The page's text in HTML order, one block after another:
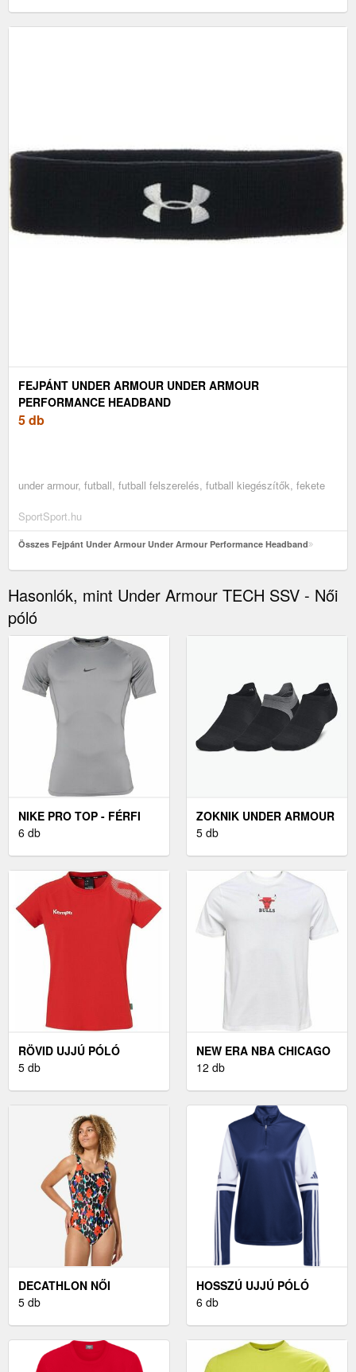
FEJPÁNT UNDER ARMOUR UNDER ARMOUR
PERFORMANCE HEADBAND
5 db
under armour, futball, futball felszerelés, futball kiegészítők, fekete
SportSport.hu
Összes Fejpánt Under Armour Under Armour Performance Headband
Hasonlók, mint Under Armour TECH SSV - Női
póló
NIKE PRO TOP - FÉRFI
PÓLÓ
6 db
ZOKNIK UNDER ARMOUR
UNDER ARMOUR DRY
5 db
RÖVID UJJÚ PÓLÓ
KEMPA CORE 26 T-SHIRT
5 db
NEW ERA NBA CHICAGO
BULLS - FÉRFI PÓLÓ
12 db
DECATHLON NŐI
ÚSZÓDRESSZ - HEVA U
5 db
HOSSZÚ UJJÚ PÓLÓ
ADIDAS SQUADRA25 TR
6 db